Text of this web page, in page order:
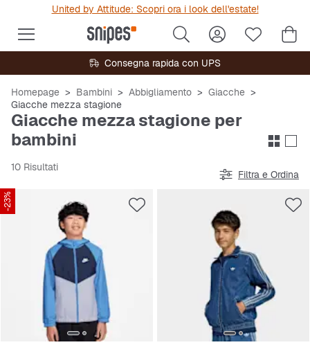
United by Attitude: Scopri ora i look dell'estate!
Consegna rapida con UPS
Homepage Bambini Abbigliamento
Giacche
Giacche mezza stagione
Giacche mezza stagione per
bambini
10 Risultati
Filtra e Ordina
-23%